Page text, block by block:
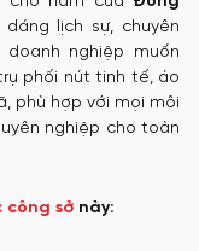
lịch sự, chuyên
nghiệp muốn
phối nút tinh tế, áo
phù hợp với mọi môi
nghiệp cho toàn
công sở này: